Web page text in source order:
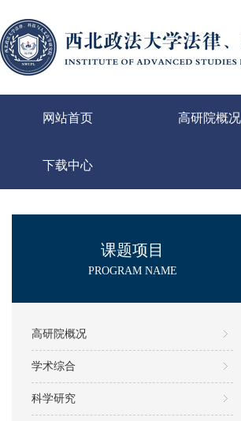
网站首页 高研院概况
下载中心
课题项目
PROGRAM NAME
高研院概况
学术综合
科学研究